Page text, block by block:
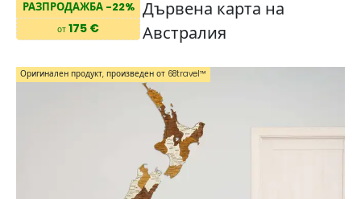
РАЗПРОДАЖБА -22%
от 175 €
Дървена карта на
Австралия
Оригинален продукт, произведен от 68travel™️